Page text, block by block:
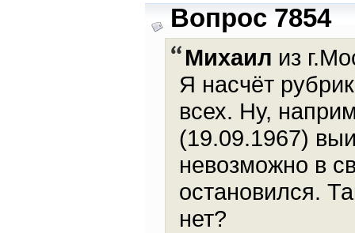
Вопрос 7854
Михаил из
Я насчёт
всех. Ну,
(19.09.1967)
невозможно в
остановился.
нет?